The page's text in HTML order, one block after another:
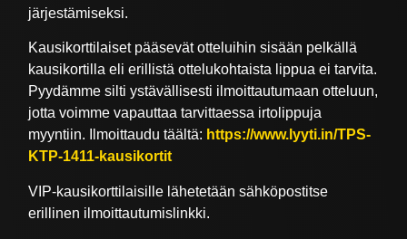
järjestämiseksi.
Kausikorttilaiset pääsevät otteluihin sisään pelkällä
kausikortilla eli erillistä ottelukohtaista lippua ei tarvita.
Pyydämme silti ystävällisesti ilmoittautumaan otteluun,
jotta voimme vapauttaa tarvittaessa irtolippuja
myyntiin. Ilmoittaudu täältä: https://www.lyyti.in/TPS-
KTP-1411-kausikortit
VIP-kausikorttilaisille lähetetään sähköpostitse
erillinen ilmoittautumislinkki.